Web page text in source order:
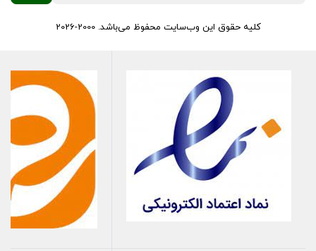
کلیه حقوق این وب‌سایت محفوظ می‌باشد. 2000-2026